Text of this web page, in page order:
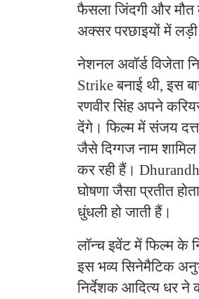
फैसला जिंदगी और मौत
अक्सर परछाइयों में लड़ी
नेशनल अवॉर्ड विजेता
Strike बनाई थी, इस
रणवीर सिंह अपने
देंगे। फिल्म में संजय
जैसे दिग्गज नाम शामिल
कर रही हैं।
घोषणा जैसा प्रतीत
धुंधली हो जाती हैं।
लॉन्च इवेंट में फिल्म के
इस भव्य सिनेमैटिक
निर्देशक आदित्य धर ने